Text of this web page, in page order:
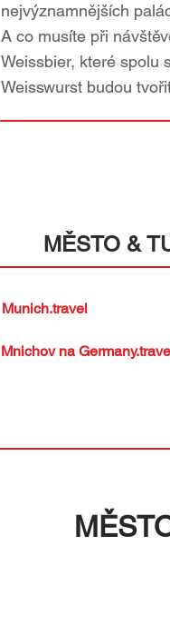
nejvýznamnějších
A co musíte při
Weissbier, které spolu
Weisswurst budou
MĚSTO &
Munich.travel
Mnichov na